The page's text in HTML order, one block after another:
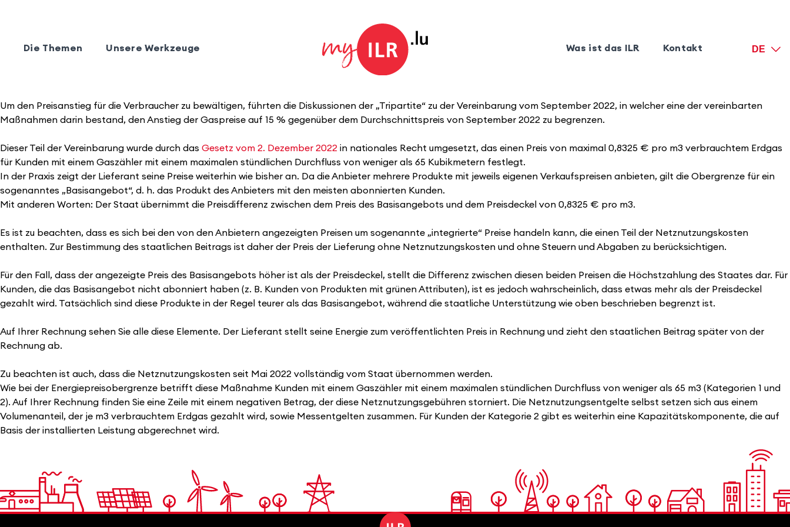
Die Themen Unsere Werkzeuge Was ist das ILR Kontakt DE
Um den Preisanstieg für die Verbraucher zu bewältigen, führten die Diskussionen der „Tripartite“ zu der Vereinbarung vom September 2022, in welcher eine der vereinbarten
Maßnahmen darin bestand, den Anstieg der Gaspreise auf 15 % gegenüber dem Durchschnittspreis von September 2022 zu begrenzen.
Dieser Teil der Vereinbarung wurde durch das Gesetz vom 2. Dezember 2022 in nationales Recht umgesetzt, das einen Preis von maximal 0,8325 € pro m3 verbrauchtem Erdgas
für Kunden mit einem Gaszähler mit einem maximalen stündlichen Durchfluss von weniger als 65 Kubikmetern festlegt.
In der Praxis zeigt der Lieferant seine Preise weiterhin wie bisher an. Da die Anbieter mehrere Produkte mit jeweils eigenen Verkaufspreisen anbieten, gilt die Obergrenze für ein
sogenanntes „Basisangebot“, d. h. das Produkt des Anbieters mit den meisten abonnierten Kunden.
Mit anderen Worten: Der Staat übernimmt die Preisdifferenz zwischen dem Preis des Basisangebots und dem Preisdeckel von 0,8325 € pro m3.
Es ist zu beachten, dass es sich bei den von den Anbietern angezeigten Preisen um sogenannte „integrierte“ Preise handeln kann, die einen Teil der Netznutzungskosten
enthalten. Zur Bestimmung des staatlichen Beitrags ist daher der Preis der Lieferung ohne Netznutzungskosten und ohne Steuern und Abgaben zu berücksichtigen.
Für den Fall, dass der angezeigte Preis des Basisangebots höher ist als der Preisdeckel, stellt die Differenz zwischen diesen beiden Preisen die Höchstzahlung des Staates dar. Für
Kunden, die das Basisangebot nicht abonniert haben (z. B. Kunden von Produkten mit grünen Attributen), ist es jedoch wahrscheinlich, dass etwas mehr als der Preisdeckel
gezahlt wird. Tatsächlich sind diese Produkte in der Regel teurer als das Basisangebot, während die staatliche Unterstützung wie oben beschrieben begrenzt ist.
Auf Ihrer Rechnung sehen Sie alle diese Elemente. Der Lieferant stellt seine Energie zum veröffentlichten Preis in Rechnung und zieht den staatlichen Beitrag später von der
Rechnung ab.
Zu beachten ist auch, dass die Netznutzungskosten seit Mai 2022 vollständig vom Staat übernommen werden.
Wie bei der Energiepreisobergrenze betrifft diese Maßnahme Kunden mit einem Gaszähler mit einem maximalen stündlichen Durchfluss von weniger als 65 m3 (Kategorien 1 und
2). Auf Ihrer Rechnung finden Sie eine Zeile mit einem negativen Betrag, der diese Netznutzungsgebühren storniert. Die Netznutzungsentgelte selbst setzen sich aus einem
Volumenanteil, der je m3 verbrauchtem Erdgas gezahlt wird, sowie Messentgelten zusammen. Für Kunden der Kategorie 2 gibt es weiterhin eine Kapazitätskomponente, die auf
Basis der installierten Leistung abgerechnet wird.